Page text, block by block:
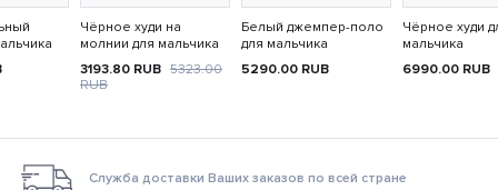
Чёрное худи на
молнии для мальчика
3193.80 RUB 5323.00
RUB
Белый джемпер-поло
для мальчика
5290.00 RUB
Чёрное худи
мальчика
6990.00 RUB
Служба доставки Ваших заказов по всей стране